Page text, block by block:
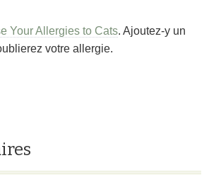
Your Allergies to Cats. Ajoutez-y un
votre allergie.